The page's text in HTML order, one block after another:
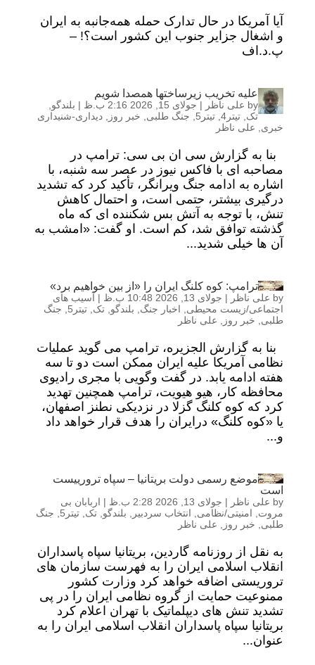
آیا آمریکا در حال تدارک حمله همه‌جانبه به ایران
و اشغال جزایر جنوب این کشور است؟! –
پ.د.اف
علیه تخریب زیرساختها همصدا شویم
by علی ناظر | جولای 15, 2026 2:16 ب.ظ | بلندگو
تک تیتر4 , تیتر5 جنگ طلبی خبر روز
دیداری-شنیداری
خبری
علی ناظر
بنا به گزارش سی ان بی سی: ترامپ در
مصاحبه ای با فاکس نیوز در عصر سه شنبه، با
اشاره به ادامه جنگ ویرانگر، تأکید کرد که تشدید
درگیری بیشتر، حتمی است، و احتمال کاهش
تنش، با توجه به آتش بس شکننده ای که ماه
گذشته توافق شد، کم است. او گفت: «امشب به
آن ها خیلی شدید...
ترامپ: کوه کلنگ ایران را «از بین خواهیم برد»
by علی ناظر | جولای 13, 2026 10:48 ب.ظ | آسیب های
اجتماعی/زیست محیطی
اخبار جنگ بلندگو تک تیتر5
جنگ
طلبی
خبر روز علی ناظر
بنا به گزارش الجزیره، ترامپ می گوید عملیات
نظامی آمریکا علیه ایران ممکن است دو تا سه
هفته ادامه یابد. در گفت وگویی با مجری رادیوی
محافظه کار، هیو هیویت، ترامپ همچنین تهدید
کرد که کوه کلنگ گزلا در نزدیکی نطنز اصفهان،
یا «کوه کلنگ» درایران را هدف قرار خواهد داد
و...
موضع رسمی دولت بریتانیا – سپاه ترورییست
است
by علی ناظر | جولای 13, 2026 2:28 ب.ظ | اربابان بی
مروت
امنیتی/نظامی انتخاب سردبیر بلندگو تک تیتر5
جنگ
طلبی
خبر روز علی ناظر
به نقل از روزنامه گاردین، بریتانیا سپاه پاسداران
انقلاب اسلامی ایران را به فهرست سازمان های
تروریستی اضافه خواهد کرد وزارت کشور
ممنوعیت حمایت از گروه نظامی ایران را در پی
تشدید تنش های دیپلماتیک با تهران اعلام کرد
بریتانیا سپاه پاسداران انقلاب اسلامی ایران را به
عنوان...